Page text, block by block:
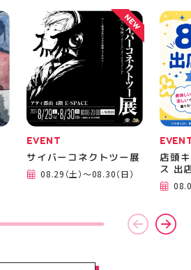
ジュ 気になる方はDMま
たは店頭でお気軽にお問
い合わせください 写真
を横にスワイプして、完
成までの様子も見てね #
ピアネージュ #ミシン教
室 #ソーイング教室 #ミ
シン初心者 #ハンドメイ
ド 手作り 洋裁 ソーイン
グ 郡山市 郡山 福島県
手作りのある暮らし
EVENT
サイバーコネクトツー展
08.29（土）～08.30（日）
NEW
店頭
ス 出